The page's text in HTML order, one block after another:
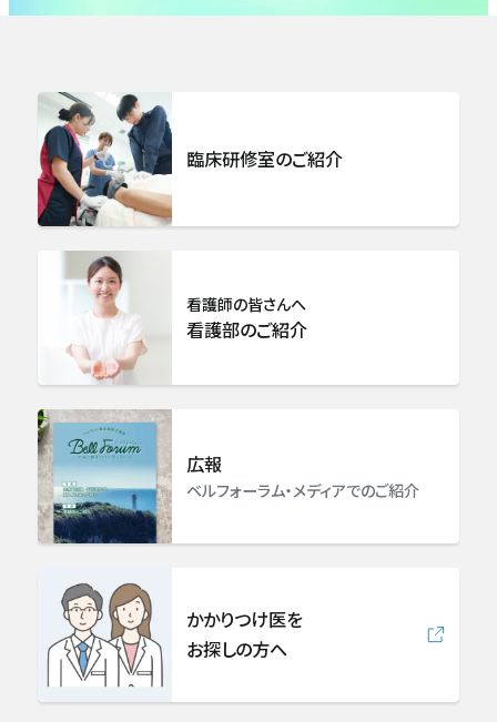
臨床研修室のご紹介
看護師の皆さんへ
看護部のご紹介
広報
ベルフォーラム・メディアでのご紹介
かかりつけ医を
お探しの方へ